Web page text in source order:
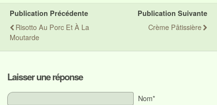
Publication Précédente
Risotto Au Porc Et À La
Moutarde
Publication Suivante
Crème Pâtissière
Laisser une réponse
Nom*